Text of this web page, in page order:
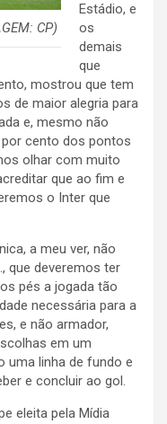
CP)
Estádio, e
os
demais
que
mostrou que tem
de maior alegria para
e, mesmo não
cento dos pontos
olhar com muito
que ao fim e
o Inter que
a meu ver, não
que deveremos ter
pés a jogada tão
necessária para a
e não armador,
em um
uma linha de fundo e
e concluir ao gol.
eleita pela Mídia